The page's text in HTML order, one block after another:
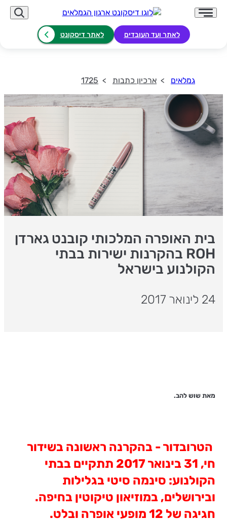
לאתר ועד העובדים לאתר דיסקונט
גמלאים ארכיון כתבות 1725
בית האופרה המלכותי קובנט גארדן
ROH בהקרנות ישירות בבתי
הקולנוע בישראל
24 לינואר 2017
מאת שוש להב.
הטרובדור - בהקרנה ראשונה בשידור
חי, 31 בינואר 2017 תתקיים בבתי
הקולנוע: סינמה סיטי בגלילות
ובירושלים, במוזיאון טיקוטין בחיפה.
חגיגה של 12 מופעי אופרה ובלט.